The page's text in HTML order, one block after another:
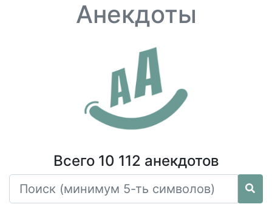
Анекдоты
Всего 10 112 анекдотов